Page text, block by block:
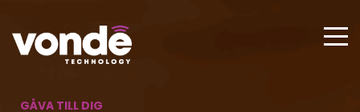
GÅVA TILL DIG